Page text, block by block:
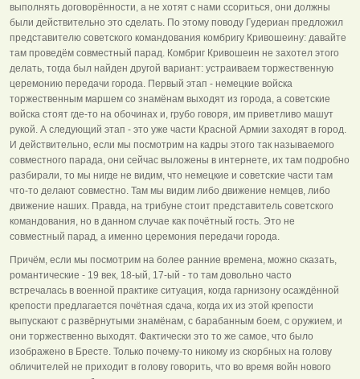
выполнять договорённости, а не хотят с нами ссориться, они должны
были действительно это сделать. По этому поводу Гудериан предложил
представителю советского командования комбригу Кривошеину: давайте
там проведём совместный парад. Комбриг Кривошеин не захотел этого
делать, тогда был найден другой вариант: устраиваем торжественную
церемонию передачи города. Первый этап - немецкие войска
торжественным маршем со знамёнам выходят из города, а советские
войска стоят где-то на обочинах и, грубо говоря, им приветливо машут
рукой. А следующий этап - это уже части Красной Армии заходят в город.
И действительно, если мы посмотрим на кадры этого так называемого
совместного парада, они сейчас выложены в интернете, их там подробно
разбирали, то мы нигде не видим, что немецкие и советские части там
что-то делают совместно. Там мы видим либо движение немцев, либо
движение наших. Правда, на трибуне стоит представитель советского
командования, но в данном случае как почётный гость. Это не
совместный парад, а именно церемония передачи города.
Причём, если мы посмотрим на более ранние времена, можно сказать,
романтические - 19 век, 18-ый, 17-ый - то там довольно часто
встречалась в военной практике ситуация, когда гарнизону осаждённой
крепости предлагается почётная сдача, когда их из этой крепости
выпускают с развёрнутыми знамёнам, с барабанным боем, с оружием, и
они торжественно выходят. Фактически это то же самое, что было
изображено в Бресте. Только почему-то никому из скорбных на голову
обличителей не приходит в голову говорить, что во время войн нового